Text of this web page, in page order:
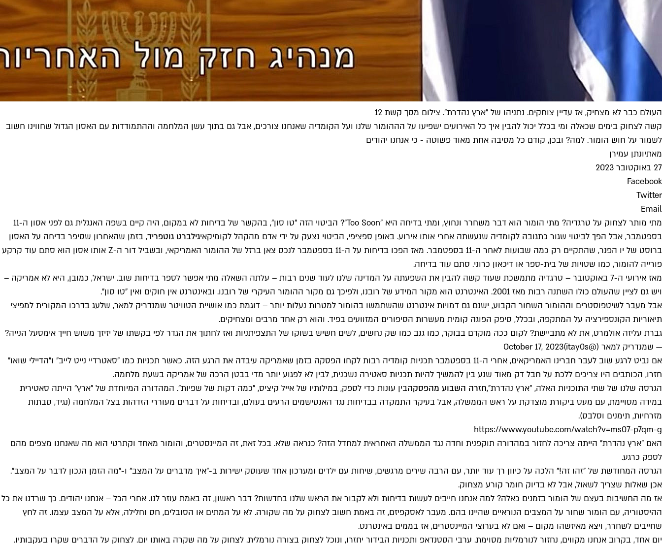
העולם כבר לא מצחיק, אז עדיין צוחקים. נתניהו של "ארץ נהדרת". צילום מסך קשת 12
קשה לצחוק בימים שכאלה ומי בכלל יכול להבין איך כל האירועים ישפיעו על הההומור שלנו ועל הקומדיה שאנחנו צורכים, אבל גם בתוך עשן המלחמה וההתמודדות עם האסון הגדול שחווינו חשוב
לשמור על חוש הומור. למה? ובכן, קודם כל מסיבה אחת מאוד פשוטה - כי אנחנו יהודים
מאתיונתן עמירן
27 באוקטובר 2023
Facebook
Twitter
Email
מתי מותר לצחוק על טרגדיה? מתי הומור הוא דבר משחרר ונחוץ, ומתי בדיחה היא "Too Soon"? הביטוי הזה "טו סון", בהקשר של בדיחות לא במקום, היה קיים בשפה האנגלית גם לפני אסון ה-11
בספטמבר, אבל הפך לביטוי שגור כתגובה לקומדיה שנעשתה אחרי אותו אירוע. באופן ספציפי, הביטוי נצעק על ידי אדם מהקהל לקומיקאיגילברט גוטפריד, בזמן שהאחרון שסיפר בדיחה על האסון
ברוסט של יו הפנר, שהתקיים רק כמה שבועות לאחר ה-11 בספטמבר. מאז הפכו בדיחות על ה-11 בספטמבר לנכס צאן ברזל של ההומור האמריקאי, ובשביל דור ה-Z אותו אסון הוא סתם עוד קרקע
פורייה להומור, כמו שטויות של בית-ספר או דיכאון כרוני. סתם עוד בדיחה.
מאז אירועי ה-7 באוקטובר – טרגדיה מתמשכת שעוד קשה להבין את השפעתה על המדינה שלנו לעוד שנים רבות – עלתה השאלה מתי אפשר לספר בדיחות שוב. ישראל, כמובן, היא לא אמריקה –
ויש גם לציין שהעולם כולו השתנה רבות מאז 2001. האינטרנט הוא מקור המידע של רובנו, ולפיכך גם מקור ההומור העיקרי של רובנו. ובאינטרנט אין חוקים ואין "טו סון".
אבל מעבר לשיטפוסטרים וההומור השחור הקבוע, ישנם גם דמויות אינטרנט שהשתמשו בהומור למטרות נעלות יותר – דוגמת כמו אושיית הטוויטר שמנדריק למאר, שלעג בדרכו המקורית למפיצי
תיאוריות הקונספירציה על המתקפה, ובכלל, סיפק הפוגה קומית מעשרות הסיפורים המזוועים בפיד. והוא רק אחד מרבים ומצחיקים.
גברת עליזה אולמרט, את לא מתביישת? לקום ככה מוקדם בבוקר, כמו גנב כמו שק נחשים, לשים חשיש בשוקו של התצפיתניות ואז לחתוך את הגדר לפי בקשתו של יזיזך משוש חייך אימסעל הנייה?
— שמנדריק למאר (@itay0s)
October 17, 2023
אם נביט לרגע שוב לעבר חברינו האמריקאים, אחרי ה-11 בספטמבר תכניות קומדיה רבות לקחו הפסקה בזמן שאמריקה עיבדה את הרגע הזה. כאשר תכניות כמו "סאטרדיי נייט לייב" ו"הדיילי שואו"
חזרו, הכותבים היו צריכים ללכת על חבל דק מאוד שנע בין להמשיך להיות תכניות סאטירה נשכנית, לבין לא לפגוע יותר מדי בבטן הרכה של אמריקה בשעת מלחמה.
הגרסה שלנו של שתי התוכניות האלה, "ארץ נהדרת",חזרה השבוע מהפסקהבין עונות כדי לספק, במילותיו של אייל קיציס, "כמה דקות של שפיות". המהדורה המיוחדת של "ארץ" הייתה סאטירית
במידה מסויימת, עם מעט ביקורת מוצדקת על ראש הממשלה, אבל בעיקר התמקדה בבדיחות נגד האנטישמים הרעים בעולם, ובדיחות על דברים מעוררי הזדהות בצל המלחמה (נגיד, סבתות
מזרחיות, תימנים וסלבס).
https://www.youtube.com/watch?v=ms07-p7qm-g
האם "ארץ נהדרת" הייתה צריכה לחזור במהדורה תוקפנית וחדה נגד הממשלה האחראית למחדל הזה? כנראה שלא. בכל זאת, זה המיינסטרים, והומור מאחד וקתרטי הוא מה שאנחנו מצפים מהם
לספק כרגע.
הגרסה המחודשת של "זהו זה!" הלכה על כיוון רך עוד יותר, עם הרבה שירים מרגשים, שיחות עם ילדים ומערכון אחד שעוסק ישירות ב-"איך מדברים על המצב" ו-"מה הזמן הנכון לדבר על המצב".
אכן שאלות שצריך לשאול, אבל לא בדיוק חומר קורע מצחוק.
אז מה החשיבות בעצם של הומור בזמנים כאלה? למה אנחנו חייבים לעשות בדיחות ולא לקבור את הראש שלנו בחדשות? דבר ראשון, זה באמת עוזר לנו. אחרי הכל – אנחנו יהודים. כך שרדנו את כל
ההיסטוריה, עם הומור שחור על המצבים הנוראיים שהיינו בהם. מעבר לאסקפיזם, זה באמת חשוב לצחוק על מה שקורה. לא על המתים או הסובלים, חס וחלילה, אלא על המצב עצמו. זה לחץ
שחייבים לשחרר, ויצא מאיזשהו מקום – ואם לא בערוצי המיינסטרים, אז בממים באינטרנט.
יום אחד, בקרוב אנחנו מקווים, נחזור לנורמליות מסוימת. ערבי הסטנדאפ ותכניות הבידור יחזרו, ונוכל לצחוק בצורה נורמלית. לצחוק על מה שקרה באותו יום. לצחוק על הדברים שקרו בעקבותיו.